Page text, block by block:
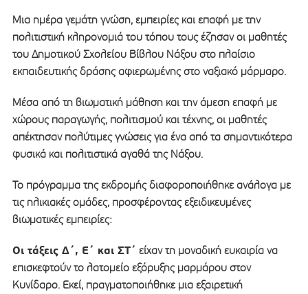
Μια ημέρα γεμάτη γνώση, εμπειρίες και επαφή με την
πολιτιστική κληρονομιά του τόπου τους έζησαν οι μαθητές
του Δημοτικού Σχολείου Βίβλου Νάξου στο πλαίσιο
εκπαιδευτικής δράσης αφιερωμένης στο ναξιακό μάρμαρο.
Μέσα από τη βιωματική μάθηση και την άμεση επαφή με
χώρους παραγωγής, πολιτισμού και τέχνης, οι μαθητές
απέκτησαν πολύτιμες γνώσεις για ένα από τα σημαντικότερα
φυσικά και πολιτιστικά αγαθά της Νάξου.
Το πρόγραμμα της εκδρομής διαφοροποιήθηκε ανάλογα με
τις ηλικιακές ομάδες, προσφέροντας εξειδικευμένες
βιωματικές εμπειρίες:
Οι τάξεις Δ΄, Ε΄ και ΣΤ΄ είχαν τη μοναδική ευκαιρία να
επισκεφτούν το λατομείο εξόρυξης μαρμάρου στον
Κυνίδαρο. Εκεί, πραγματοποιήθηκε μια εξαιρετική